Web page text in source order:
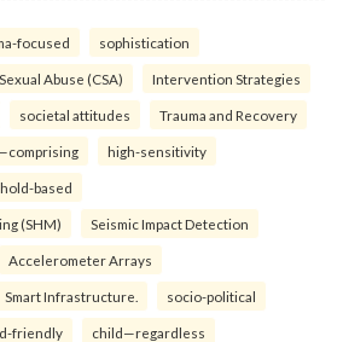
focused sophistication
Abuse (CSA) Intervention Strategies
societal attitudes Trauma and Recovery
high-sensitivity
based
(SHM) Seismic Impact Detection
Accelerometer Arrays
Smart Infrastructure. socio-political
friendly child—regardless